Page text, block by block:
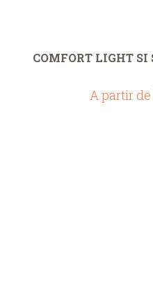
COMFORT LIGHT
A partir de